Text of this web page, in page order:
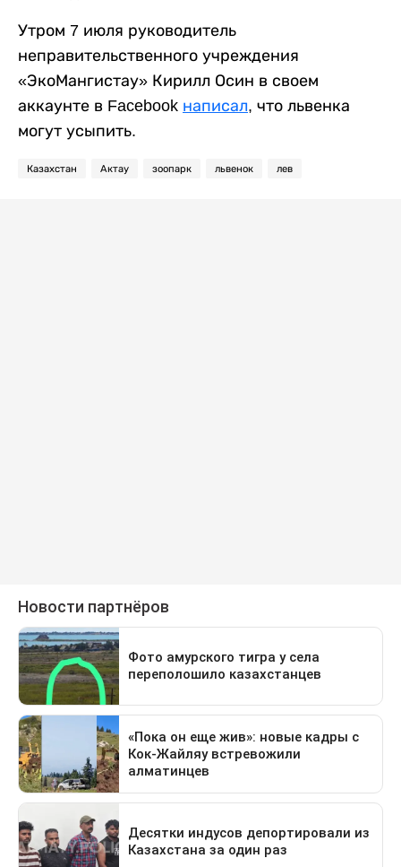
Утром 7 июля руководитель
неправительственного учреждения
«ЭкоМангистау» Кирилл Осин в своем
аккаунте в Facebook написал, что львенка
могут усыпить.
Казахстан Актау зоопарк львенок лев